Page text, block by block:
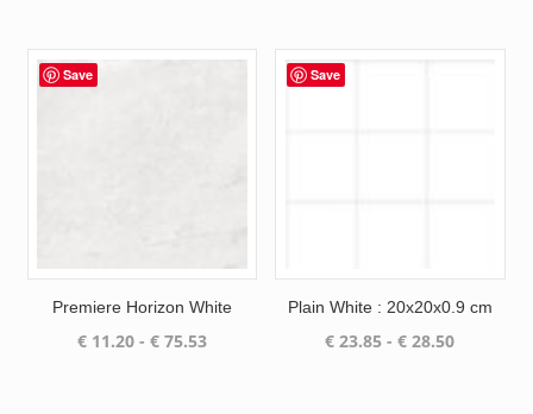
Save
Premiere Horizon White
€11.20 - €75.53Prijsklasse:
Save
Plain White : 20x20x0.9 cm
€ 23.85 - € 28.50